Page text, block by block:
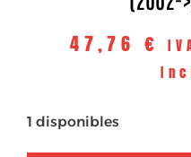
47,76 €
1 disponibles